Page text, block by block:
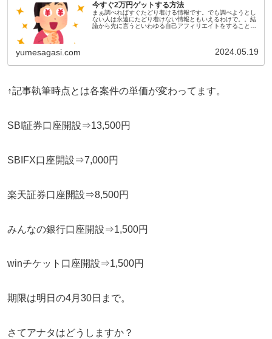
今すぐ2万円ゲットする方法
まぁ調べればすぐたどり着ける情報です。でも調べようとし
ない人は永遠にたどり着けない情報ともいえるわけで。。結
論から先に言うといわゆる自己アフィリエイトをすることで
yumesagasi.com 2024.05.19
↑記事執筆時点とは各案件の単価が変わってます。
SBI証券口座開設⇒13,500円
SBIFX口座開設⇒7,000円
楽天証券口座開設⇒8,500円
みんなの銀行口座開設⇒1,500円
winチケット口座開設⇒1,500円
期限は明日の4月30日まで。
さてアナタはどうしますか？